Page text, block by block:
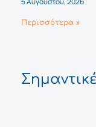
Περισσότερα »